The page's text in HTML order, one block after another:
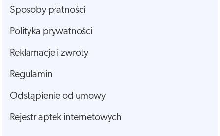
Sposoby płatności
Polityka prywatności
Reklamacje i zwroty
Regulamin
Odstąpienie od umowy
Rejestr aptek internetowych